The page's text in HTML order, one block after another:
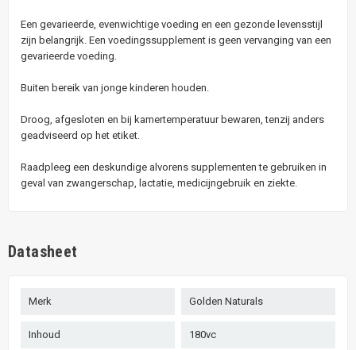
Een gevarieerde, evenwichtige voeding en een gezonde levensstijl
zijn belangrijk. Een voedingssupplement is geen vervanging van een
gevarieerde voeding.
Buiten bereik van jonge kinderen houden.
Droog, afgesloten en bij kamertemperatuur bewaren, tenzij anders
geadviseerd op het etiket.
Raadpleeg een deskundige alvorens supplementen te gebruiken in
geval van zwangerschap, lactatie, medicijngebruik en ziekte.
Datasheet
Merk Golden Naturals
Inhoud 180vc